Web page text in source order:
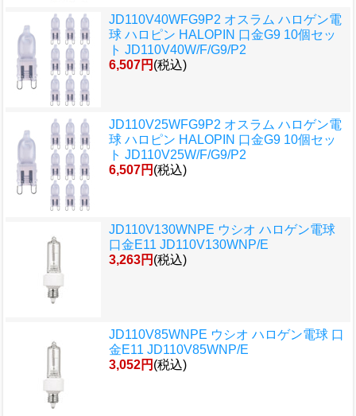
JD110V40WFG9P2 オスラム ハロゲン電
球 ハロピン HALOPIN 口金G9 10個セッ
ト JD110V40W/F/G9/P2
6,507円 (税込)
JD110V25WFG9P2 オスラム ハロゲン電
球 ハロピン HALOPIN 口金G9 10個セッ
ト JD110V25W/F/G9/P2
6,507円 (税込)
JD110V130WNPE ウシオ ハロゲン電球
口金E11 JD110V130WNP/E
3,263円 (税込)
JD110V85WNPE ウシオ ハロゲン電球 口
金E11 JD110V85WNP/E
3,052円 (税込)